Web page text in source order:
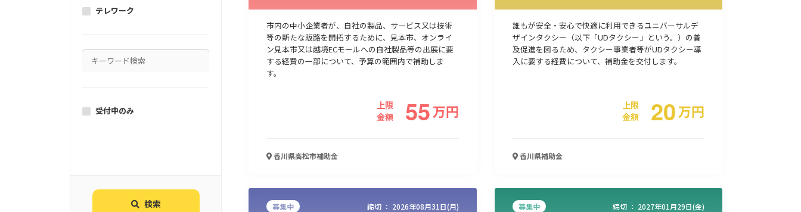
テレワーク
受付中のみ
検索
市内の中小企業者が、自社の製品、サービス又は技術
等の新たな販路を開拓するために、見本市、オンライ
ン見本市又は越境ECモールへの自社製品等の出展に要
する経費の一部について、予算の範囲内で補助しま
す。
上限
金額
55万円
香川県高松市補助金
誰もが安全・安心で快適に利用できるユニバーサルデ
ザインタクシー（以下「UDタクシー」という。）の普
及促進を図るため、タクシー事業者等がUDタクシー導
入に要する経費について、補助金を交付します。
上限
金額
20万円
香川県補助金
募集中 締切 ： 2026年08月31日(月) 募集中 締切 ： 2027年01月29日(金)